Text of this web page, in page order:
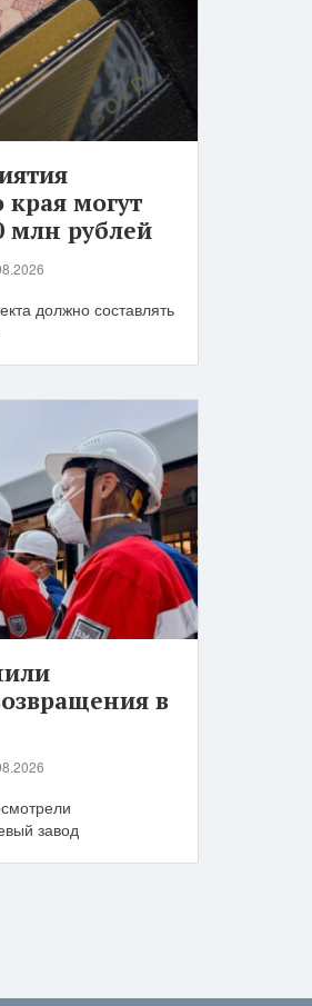
края могут
млн рублей
должно составлять
в
завод